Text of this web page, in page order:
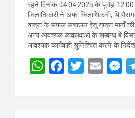
रहने दिनांक 04.04.2025 के पूर्वाह्न
जिलाधिकारी ने अपर जिलाधिकारी,
यात्रा के सफल संचालन हेतु यात्रा मार्गों की
अन्य आवश्यक व्यवस्थाओं के सम्बन्ध में
आवश्यक कार्यवाही सुनिश्चित करने के
W
at
F
ce
T
tt
E
ail